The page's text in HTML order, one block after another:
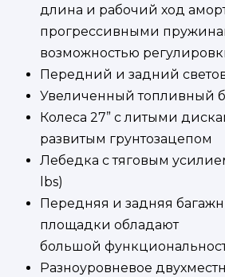
длина и рабочий ход
прогрессивными
возможностью
Передний и задний
Увеличенный топливный
Колеса 27” с литыми
развитым грунтозацепом
Лебедка с тяговым
lbs)
Передняя и задняя
площадки обладают
большой
Разноуровневое